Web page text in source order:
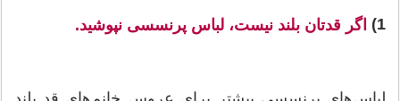
1) اگر قدتان بلند نیست، لباس پرنسسی نپوشید.